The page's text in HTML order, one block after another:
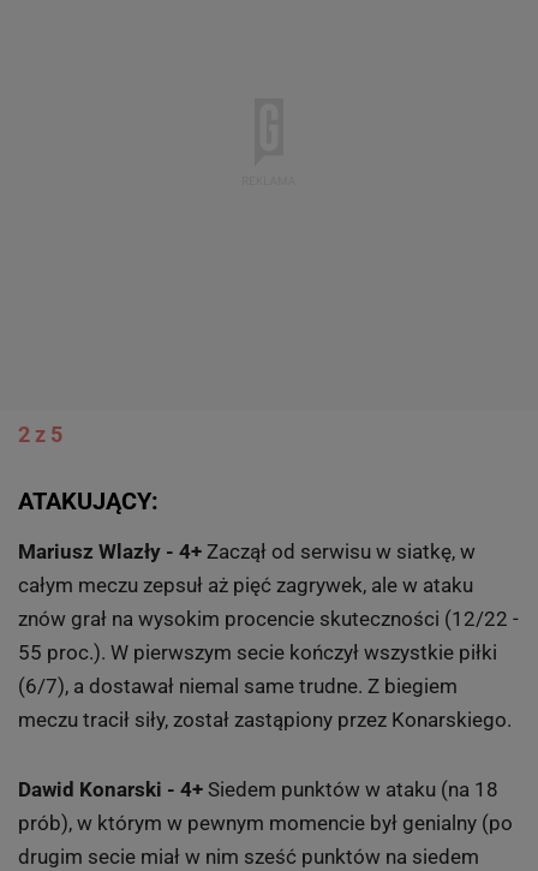
2 z 5
ATAKUJĄCY:
Mariusz Wlazły - 4+ Zaczął od serwisu w siatkę, w
całym meczu zepsuł aż pięć zagrywek, ale w ataku
znów grał na wysokim procencie skuteczności (12/22 -
55 proc.). W pierwszym secie kończył wszystkie piłki
(6/7), a dostawał niemal same trudne. Z biegiem
meczu tracił siły, został zastąpiony przez Konarskiego.
Dawid Konarski - 4+ Siedem punktów w ataku (na 18
prób), w którym w pewnym momencie był genialny (po
drugim secie miał w nim sześć punktów na siedem